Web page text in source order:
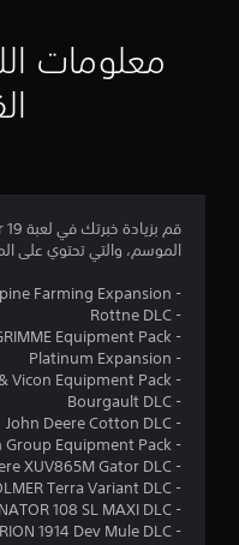
معلومات
الموسم، والتي تحتوي على
- Alpine Farming Expansion
- Rottne DLC
- GRIMME Equipment Pack
- Platinum Expansion
- Kverneland & Vicon Equipment Pack
- Bourgault DLC
- John Deere Cotton DLC
- Anderson Group Equipment Pack
- John Deere XUV865M Gator DLC
- HOLMER Terra Variant DLC
- CLAAS DOMINATOR 108 SL MAXI DLC
- CLAAS TORION 1914 Dev Mule DLC